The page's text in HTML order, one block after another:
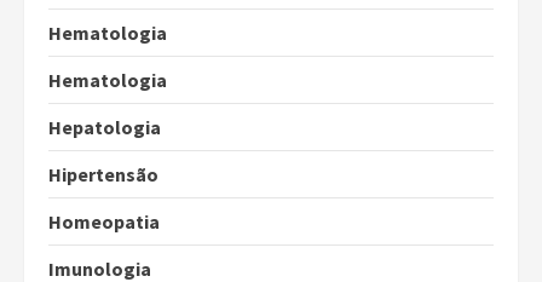
Hematologia
Hematologia
Hepatologia
Hipertensão
Homeopatia
Imunologia